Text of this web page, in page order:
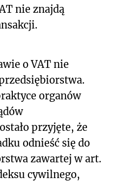
nie znajdą
o VAT nie
organów
przyjęte, że
odnieść się do
zawartej w art.
cywilnego,